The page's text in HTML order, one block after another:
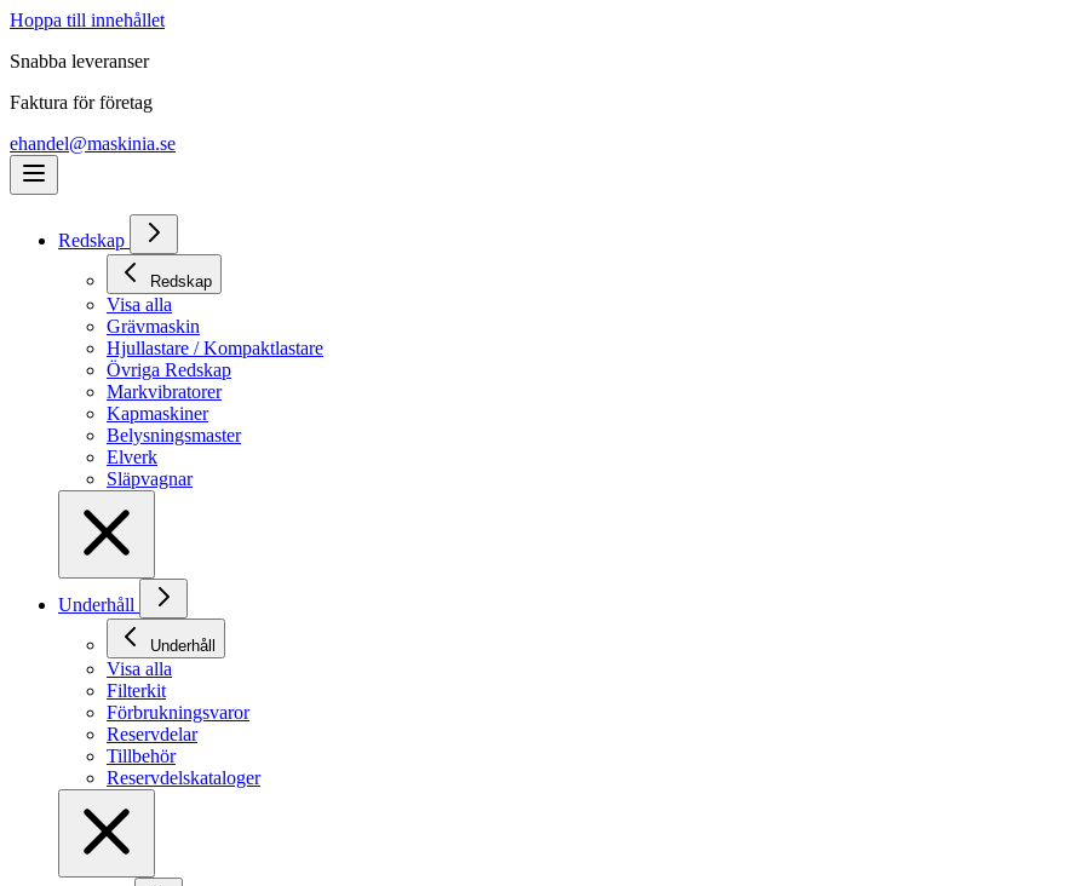
Hoppa till innehållet
Snabba leveranser
Faktura för företag
ehandel@maskinia.se
Redskap
Redskap
Visa alla
Grävmaskin
Hjullastare / Kompaktlastare
Övriga Redskap
Markvibratorer
Kapmaskiner
Belysningsmaster
Elverk
Släpvagnar
Underhåll
Underhåll
Visa alla
Filterkit
Förbrukningsvaror
Reservdelar
Tillbehör
Reservdelskataloger